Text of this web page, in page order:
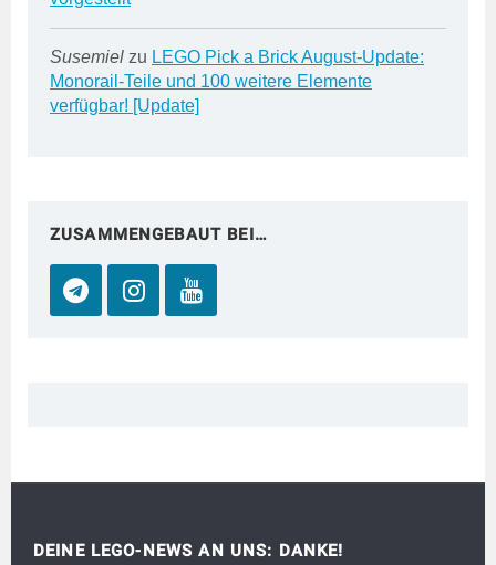
Susemiel zu LEGO Pick a Brick August-Update:
Monorail-Teile und 100 weitere Elemente
verfügbar! [Update]
ZUSAMMENGEBAUT BEI…
DEINE LEGO-NEWS AN UNS: DANKE!